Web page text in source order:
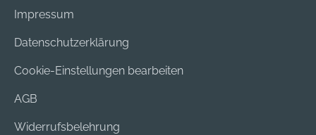
Impressum
Datenschutzerklärung
Cookie-Einstellungen bearbeiten
AGB
Widerrufsbelehrung